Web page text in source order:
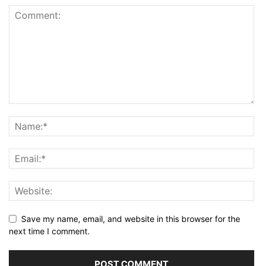
Save my name, email, and website in this browser for the
next time I comment.